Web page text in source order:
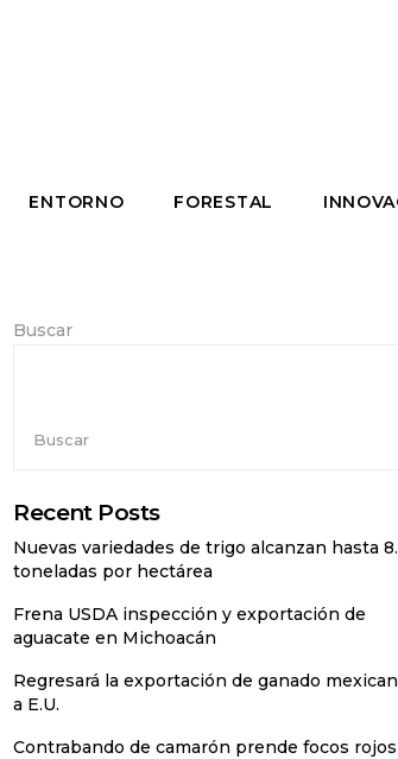
ENTORNO FORESTAL
Buscar
Buscar
Recent Posts
Nuevas variedades de trigo alcanzan hasta
toneladas por hectárea
Frena USDA inspección y exportación de
aguacate en Michoacán
Regresará la exportación de ganado
a E.U.
Contrabando de camarón prende focos rojos